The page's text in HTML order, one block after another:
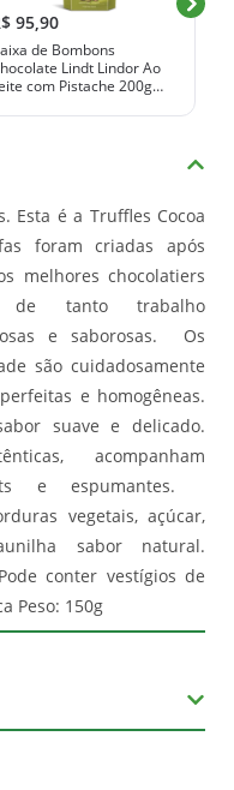
95,90
de Bombons
Lindt Lindor Ao
com Pistache 200g
Esta é a Truffles Cocoa
foram criadas após
melhores chocolatiers
tanto trabalho
e saborosas. Os
são cuidadosamente
e homogêneas.
suave e delicado.
acompanham
e espumantes.
vegetais, açúcar,
sabor natural.
conter vestígios de
Peso: 150g